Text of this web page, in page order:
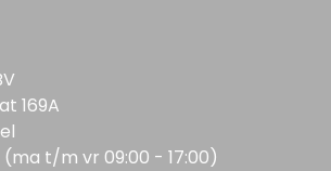
169A
(ma t/m vr 09:00 - 17:00)